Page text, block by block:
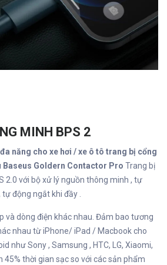
MINH BPS 2
năng cho xe hơi / xe ô tô trang bị cổng
Baseus Goldern Contactor Pro Trang bị
2.0 với bộ xử lý nguồn thông minh , tự
động ngắt khi đầy .
và dòng điện khác nhau. Đảm bao tương
nhau từ iPhone/ iPad / Macbook cho
như Sony , Samsung , HTC, LG, Xiaomi,
45% thời gian sạc so với các sản phẩm